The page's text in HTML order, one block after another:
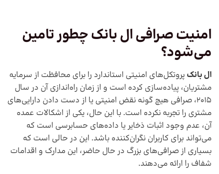
امنیت صرافی ال بانک چطور تامین
می‌شود؟
ال بانک پروتکل‌های امنیتی استاندارد را برای محافظت از سرمایه
مشتریان، پیاده‌سازی کرده است و از زمان راه‌اندازی آن در سال
2015، صرافی هیچ گونه نقض امنیتی یا از دست دادن دارایی‌های
مشتری را تجربه نکرده است. با این حال، یکی از اشکالات عمده
آن، عدم وجود اثبات ذخایر یا داده‌های حسابرسی است که
می‌تواند برای کاربران نگران‌کننده باشد. این در حالی است که
بسیاری از صرافی‌های بزرگ در حال حاضر، این مدارک و اقدامات
شفاف را ارائه می‌دهند.